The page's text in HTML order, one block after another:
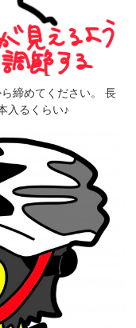
締めてください。 長
入るくらい♪